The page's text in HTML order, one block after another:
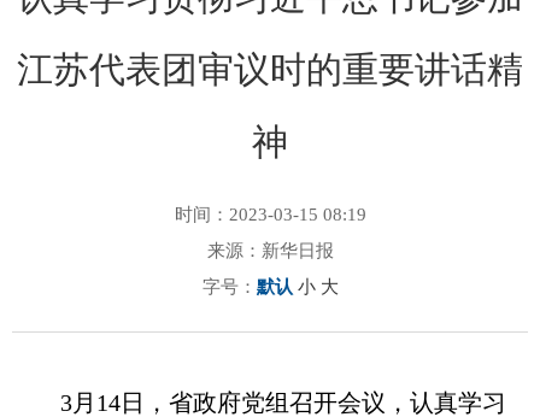
江苏代表团审议时的重要讲话精
神
时间：2023-03-15 08:19
来源：新华日报
字号： 默认 小 大
3月14日，省政府党组召开会议，认真学习